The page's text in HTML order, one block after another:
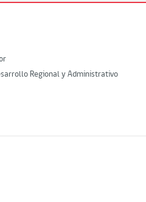
Regional y Administrativo